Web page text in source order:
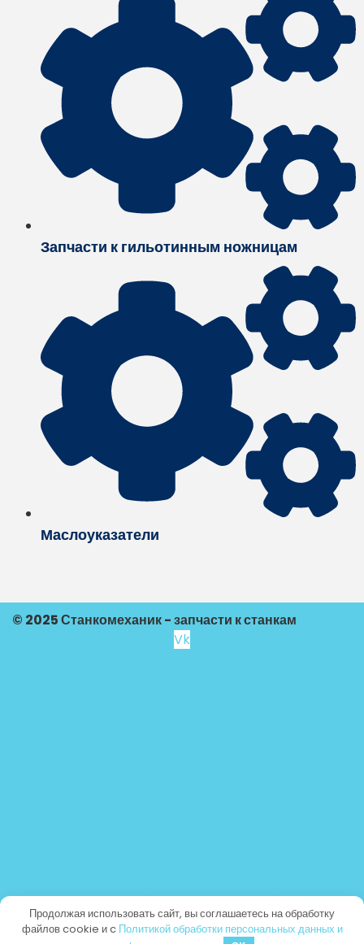
Запчасти к гильотинным ножницам
Маслоуказатели
© 2025 Станкомеханик - запчасти к станкам
Vk
Продолжая использовать сайт, вы соглашаетесь на обработку
файлов cookie и c Политикой обработки персональных данных и